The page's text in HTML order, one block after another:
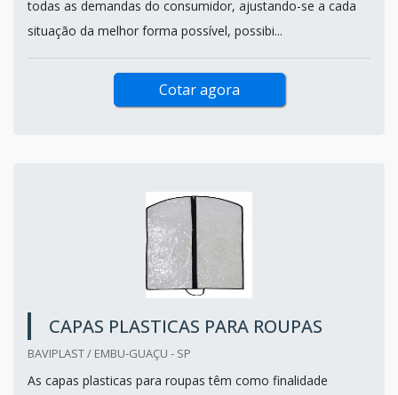
todas as demandas do consumidor, ajustando-se a cada
situação da melhor forma possível, possibi...
Cotar agora
CAPAS PLASTICAS PARA ROUPAS
BAVIPLAST / EMBU-GUAÇU - SP
As capas plasticas para roupas têm como finalidade